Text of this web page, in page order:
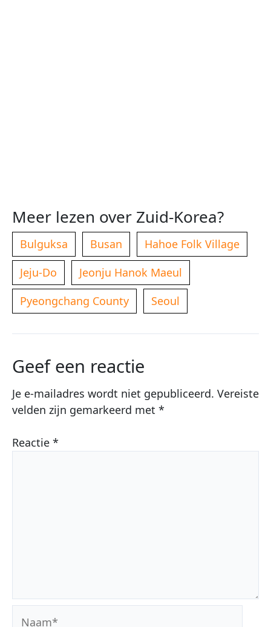
Meer lezen over Zuid-Korea?
Bulguksa Busan
Hahoe Folk Village
Jeju-Do
Jeonju Hanok Maeul
Pyeongchang County
Seoul
Geef een reactie
Je e-mailadres wordt niet gepubliceerd. Vereiste
velden zijn gemarkeerd met *
Reactie *